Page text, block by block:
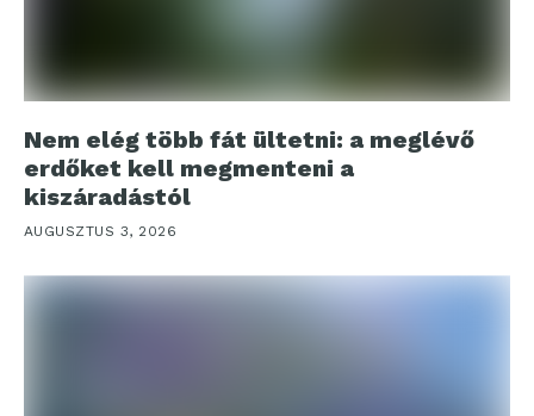
Nem elég több fát ültetni: a meglévő
erdőket kell megmenteni a
kiszáradástól
AUGUSZTUS 3, 2026